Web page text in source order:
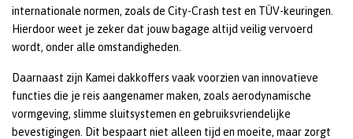
internationale normen, zoals de City-Crash test en TÜV-keuringen.
Hierdoor weet je zeker dat jouw bagage altijd veilig vervoerd
wordt, onder alle omstandigheden.
Daarnaast zijn Kamei dakkoffers vaak voorzien van innovatieve
functies die je reis aangenamer maken, zoals aerodynamische
vormgeving, slimme sluitsystemen en gebruiksvriendelijke
bevestigingen. Dit bespaart niet alleen tijd en moeite, maar zorgt